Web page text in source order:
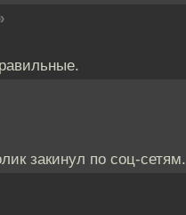
закинул по соц-сетям.